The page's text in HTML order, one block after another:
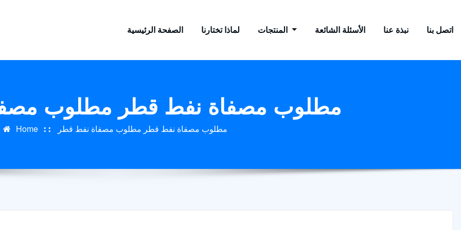
الصفحة الرئيسية لماذا تختارنا الأسئلة الشائعة نبذة عنا اتصل بنا
مطلوب مصفاة نفط قطر مطلوب
Home مطلوب مصفاة نفط قطر مطلوب مصفاة نفط قطر